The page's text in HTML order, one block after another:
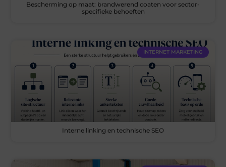
Bescherming op maat: brandwerend coaten voor sector-
specifieke behoeften
INTERNET MARKETING
Interne linking en technische SEO